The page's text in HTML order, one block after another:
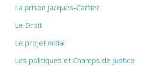
La prison Jacques-Cartier
Le Droit
Le projet initial
Les politiques et Champs de Justice